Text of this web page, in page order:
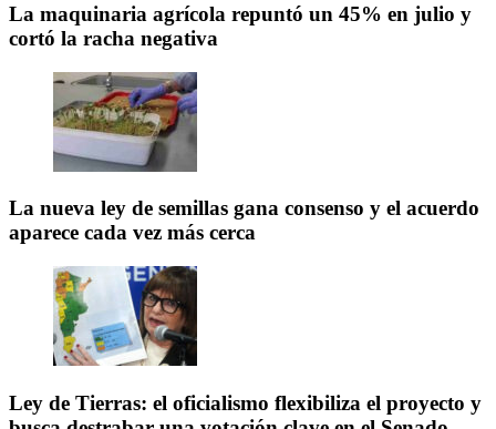
La maquinaria agrícola repuntó un 45% en julio y
cortó la racha negativa
La nueva ley de semillas gana consenso y el acuerdo
aparece cada vez más cerca
Ley de Tierras: el oficialismo flexibiliza el proyecto y